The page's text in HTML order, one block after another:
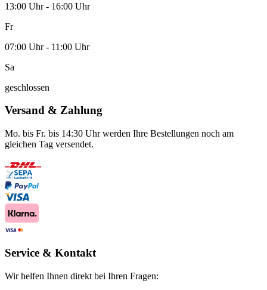
13:00 Uhr - 16:00 Uhr
Fr
07:00 Uhr - 11:00 Uhr
Sa
geschlossen
Versand & Zahlung
Mo. bis Fr. bis 14:30 Uhr werden Ihre Bestellungen noch am
gleichen Tag versendet.
Service & Kontakt
Wir helfen Ihnen direkt bei Ihren Fragen: